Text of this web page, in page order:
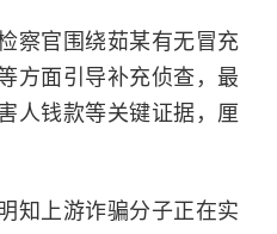
察官围绕茹某有无冒充
方面引导补充侦查，最
人钱款等关键证据，厘
知上游诈骗分子正在实